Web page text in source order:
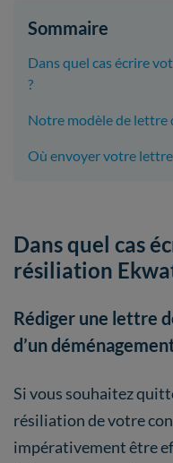
Sommaire
Dans quel cas écrire
?
Notre modèle de
Où envoyer votre
Dans quel cas
résiliation
Rédiger une lettre
d’un
Si vous souhaitez
résiliation de votre
impérativement être